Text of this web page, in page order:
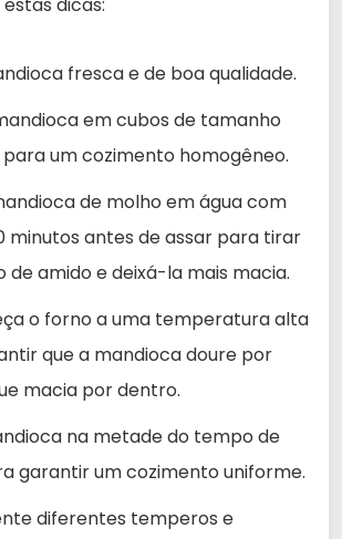
fresca e de boa qualidade.
em cubos de tamanho
um cozimento homogêneo.
de molho em água com
minutos antes de assar para tirar
de amido e deixá-la mais macia.
o forno a uma temperatura alta
que a mandioca doure por
macia por dentro.
na metade do tempo de
garantir um cozimento uniforme.
diferentes temperos e